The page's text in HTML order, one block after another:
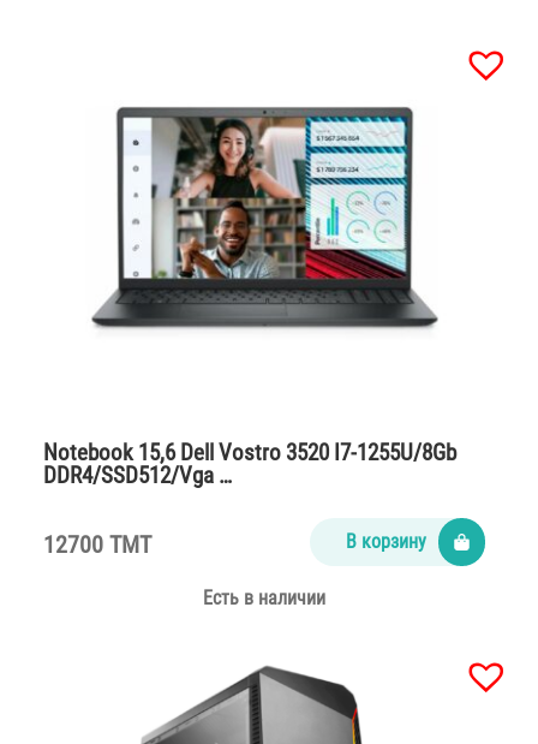
Notebook 15,6 Dell Vostro 3520 I7-1255U/8Gb
DDR4/SSD512/Vga …
12700 TMT В корзину
Есть в наличии